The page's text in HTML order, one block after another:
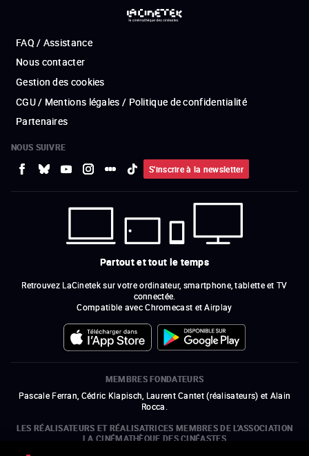
FAQ / Assistance
Nous contacter
Gestion des cookies
CGU / Mentions légales / Politique de confidentialité
Partenaires
NOUS SUIVRE
S'inscrire à la newsletter
Partout et tout le temps
Retrouvez LaCinetek sur votre ordinateur, smartphone, tablette et TV
connectée.
Compatible avec Chromecast et Airplay
MEMBRES FONDATEURS
Pascale Ferran, Cédric Klapisch, Laurent Cantet (réalisateurs) et Alain
Rocca.
LES RÉALISATEURS ET RÉALISATRICES MEMBRES DE L'ASSOCIATION
LA CINÉMATHÈQUE DES CINÉASTES